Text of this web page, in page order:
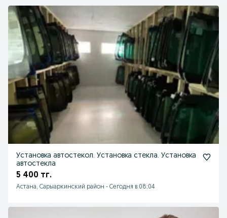
Установка автостекол. Установка стекла. Установка
автостекла
5 400 тг.
Астана, Сарыаркинский район - Сегодня в 08:04